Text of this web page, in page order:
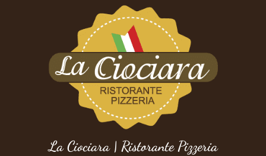
La Ciociara | Ristorante Pizzeria